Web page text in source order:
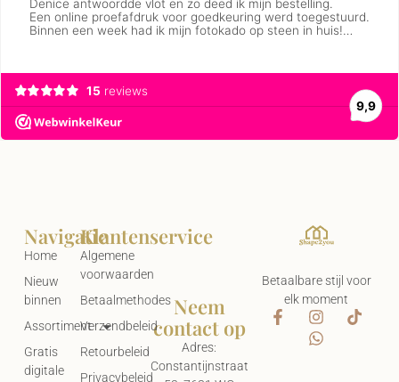
Betaalbare stijl voor
elk moment
Klantenservice
Algemene
voorwaarden
Betaalmethodes
Verzendbeleid
Retourbeleid
Privacybeleid
Navigatie
Home
Nieuw
binnen
Assortiment
Gratis
digitale
Neem
contact op
Adres:
Constantijnstraat